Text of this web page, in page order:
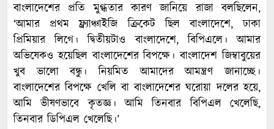
বাংলাদেশের প্রতি মুগ্ধতার কারণ জানিয়ে রাজা বলছিলেন,
‘আমার প্রথম ফ্র্যাঞ্চাইজি ক্রিকেট ছিল বাংলাদেশে, ঢাকা
প্রিমিয়ার লিগে। দ্বিতীয়টাও বাংলাদেশে, বিপিএলে। আমার
অভিষেকও হয়েছিল বাংলাদেশের বিপক্ষে। বাংলাদেশ জিম্বাবুয়ের
খুব ভালো বন্ধু। নিয়মিত আমাদের আমন্ত্রণ জানাচ্ছে।
বাংলাদেশের বিপক্ষে খেলি বা বাংলাদেশের ঘরোয়া দলের হয়ে,
আমি ভীষণভাবে কৃতজ্ঞ। আমি তিনবার বিপিএল খেলেছি,
তিনবার ডিপিএল খেলেছি।’